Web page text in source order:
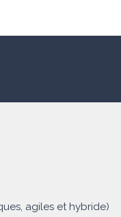
agiles et hybride)